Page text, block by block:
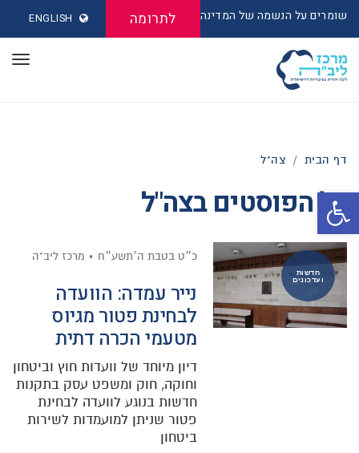
פתח סרגל נגישות
שומרים על הנשמה של המדינה לתרומה ENGLISH
דף הבית / צה"ל
כל הפוסטים בצה"ל
חדשות
ועדכונים
כ״ט בטבת ה׳תשע״ח מרכז ליב"ה
נייר עמדה: הוועדה
לבחינת פטור מגיוס
מטעמי הכרה דתית
דיון מיוחד של וועדות חוץ וביטחון
וחוקה, חוק ומשפט עסק בתקנות
חדשות בנוגע לוועדה לבחינת
פטור שניתן למועמדות לשירות
ביטחון